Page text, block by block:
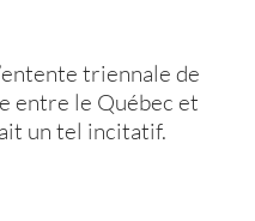
triennale de
entre le Québec et
un tel incitatif.